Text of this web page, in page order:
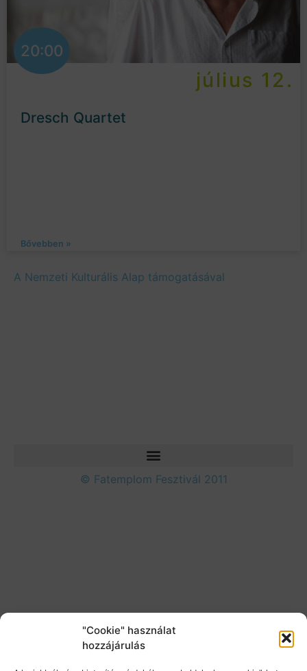
"Cookie" használat
hozzájárulás
20:00
július 12.
Dresch Quartet
Bővebben »
A Nemzeti Kulturális Alap támogatásával
© Fatemplom Fesztivál 2011